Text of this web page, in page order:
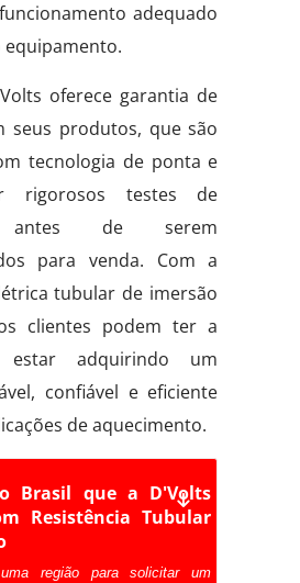
adequado
equipamento.
oferece garantia de
seus produtos, que são
tecnologia de ponta e
rigorosos testes de
antes de serem
para venda. Com a
tubular de imersão
clientes podem ter a
estar adquirindo um
confiável e eficiente
de aquecimento.
Brasil que a D'Volts
Resistência Tubular
região para solicitar um